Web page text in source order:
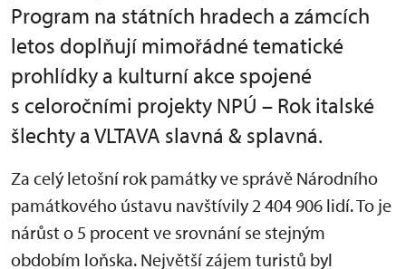
Program na státních hradech a zámcích
letos doplňují mimořádné tematické
prohlídky a kulturní akce spojené
s celoročními projekty NPÚ – Rok italské
šlechty a VLTAVA slavná & splavná.
Za celý letošní rok památky ve správě Národního
památkového ústavu navštívily 2 404 906 lidí. To je
nárůst o 5 procent ve srovnání se stejným
obdobím loňska. Největší zájem turistů byl